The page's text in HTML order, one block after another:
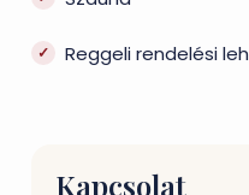
Reggeli rendelési
Kapcsolat